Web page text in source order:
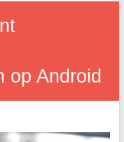
op Android